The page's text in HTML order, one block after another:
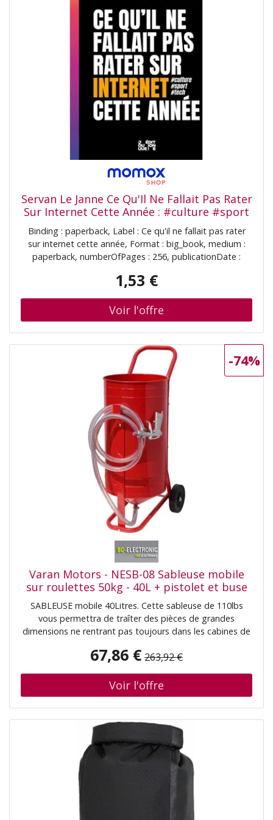
Servan Le Janne Ce Qu'Il Ne Fallait Pas Rater
Sur Internet Cette Année : #culture #sport
#tech
Binding : paperback, Label : Ce qu'il ne fallait pas rater
sur internet cette année, Format : big_book, medium :
paperback, numberOfPages : 256, publicationDate :
Le Janne, Arthur Scheuer, Nicolas Prouillac, languages :
1,53 €
Varan Motors - NESB-08 Sableuse mobile
sur roulettes 50kg - 40L + pistolet et buse
SABLEUSE mobile 40Litres. Cette sableuse de 110lbs
vous permettra de traîter des pièces de grandes
dimensions ne rentrant pas toujours dans les cabines de
carrosserie (châssis automobiles,longerons, cadres de
également par exemple l'utiliser pour le ravalement
extérieur de votre habitation ou le traitement de vos
radiateurs. Faible d'encombrement et muni de roues,
vous pourrez facilement la déplacer. Afin que vous
puissiez directement vous mettre au travail, elle vous
sera également livrée avec les tuyaux d'aspiration et un
pistolet de projection. Nous vous recommandons
l'utilisation de Corindon ou granulat de verre avec une
granulométrie de 0.24 à 0.45mm pour un travail parfait et
fluide. Vous ne devez pas utiliser de sable conventionnel
de construction. Bien trop humide, gros, irrégulier,
67,86 € 263,92 €
-74%